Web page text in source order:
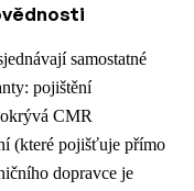
samostatné
pojištění
CMR
(které pojišťuje přímo
dopravce je